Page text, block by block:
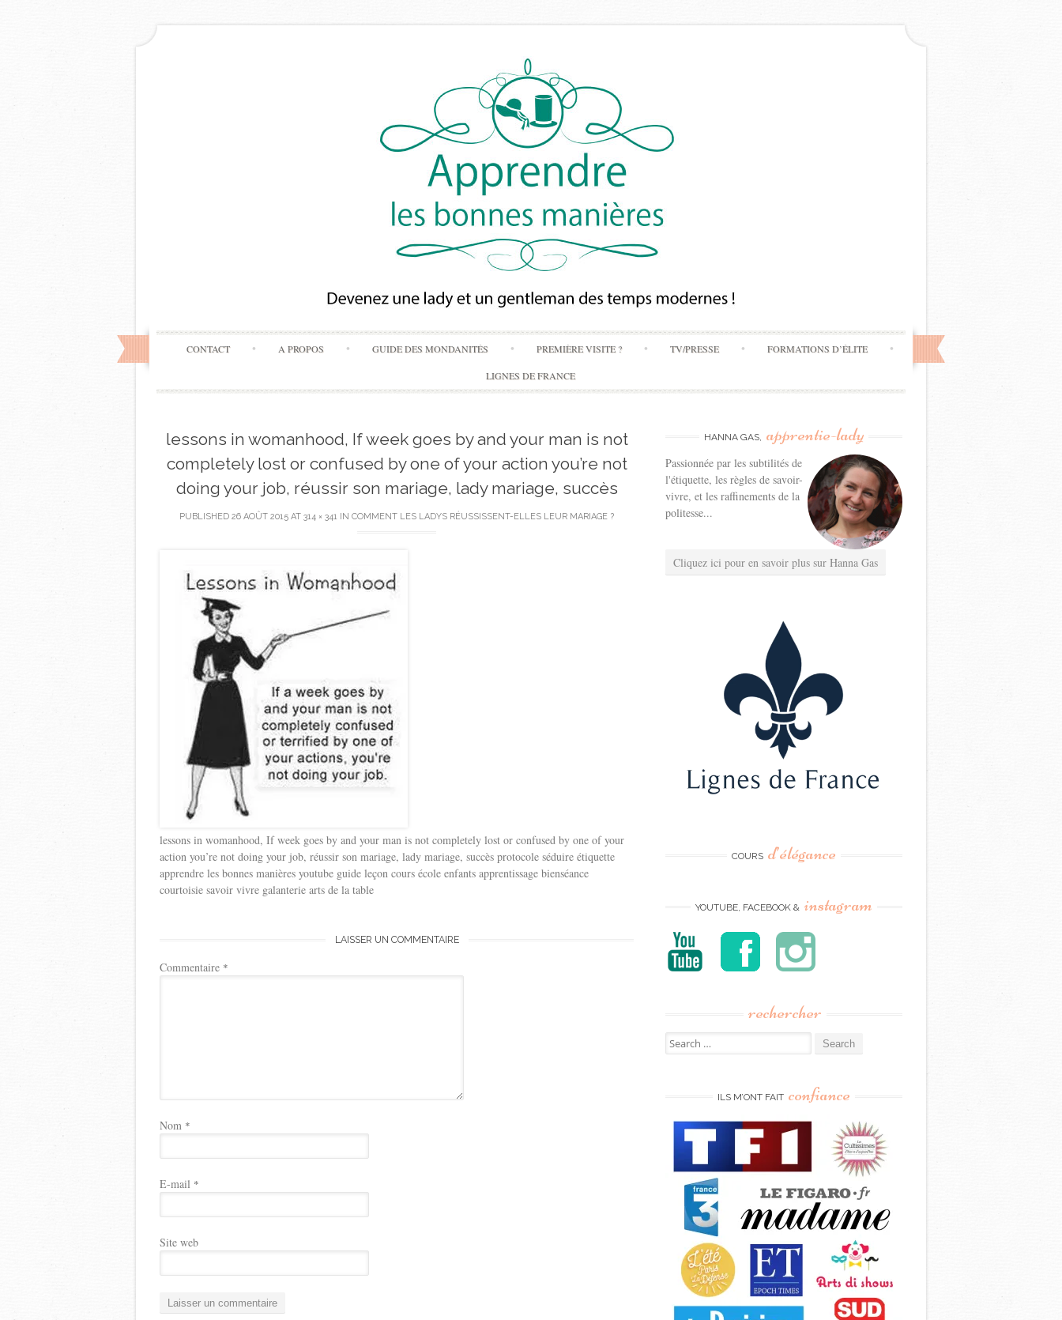
Skip
to
content
CONTACT A PROPOS GUIDE DES MONDANITÉS PREMIÈRE VISITE ? TV/PRESSE FORMATIONS D’ÉLITE
LIGNES DE FRANCE
lessons in womanhood, If week goes by and your man is not
completely lost or confused by one of your action you’re not
doing your job, réussir son mariage, lady mariage, succès
PUBLISHED 26 AOÛT 2015 AT 314 × 341 IN COMMENT LES LADYS RÉUSSISSENT-ELLES LEUR MARIAGE ?
lessons in womanhood, If week goes by and your man is not completely lost or confused by one of your
action you’re not doing your job, réussir son mariage, lady mariage, succès protocole séduire étiquette
apprendre les bonnes manières youtube guide leçon cours école enfants apprentissage bienséance
courtoisie savoir vivre galanterie arts de la table
LAISSER UN COMMENTAIRE
Commentaire *
Nom *
E-mail *
Site web
HANNA GAS, apprentie-lady
Passionnée par les subtilités de
l'étiquette, les règles de savoir-
vivre, et les raffinements de la
politesse...
Cliquez ici pour en savoir plus sur Hanna Gas
COURS d’élégance
YOUTUBE, FACEBOOK & instagram
rechercher
Search
for:
ILS M’ONT FAIT confiance